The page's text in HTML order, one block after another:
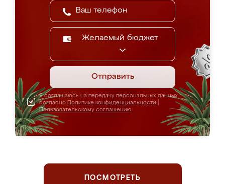
Желаемый бюджет
Отправить
Я соглашаюсь на передачу персональных данных
согласно Политике конфиденциальности
Пользовательскому соглашению
ПОСМОТРЕТЬ